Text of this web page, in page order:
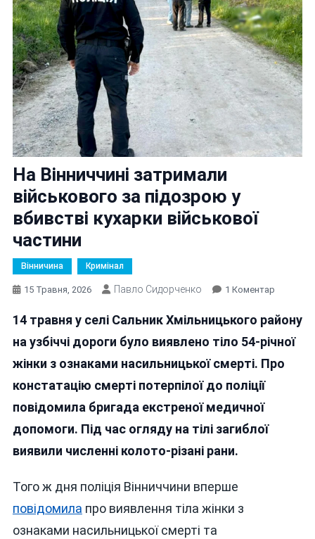
На Вінниччині затримали
військового за підозрою у
вбивстві кухарки військової
частини
Вінничина Кримінал
15 Травня, 2026 Павло Сидорченко 1 КоментарДо
За
14 травня у селі Сальник Хмільницького району
на узбіччі дороги було виявлено тіло 54-річної
жінки з ознаками насильницької смерті. Про
констатацію смерті потерпілої до поліції
повідомила бригада екстреної медичної
допомоги. Під час огляду на тілі загиблої
виявили численні колото-різані рани.
Того ж дня поліція Вінниччини вперше
повідомила про виявлення тіла жінки з
ознаками насильницької смерті та